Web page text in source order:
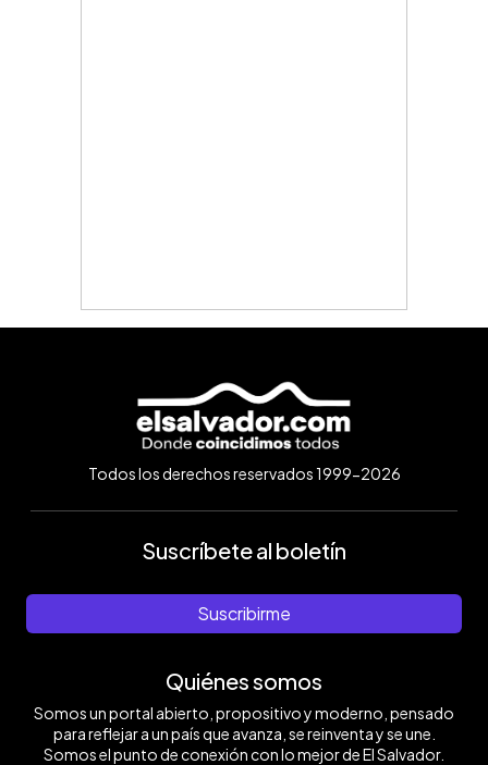
Todos los derechos reservados 1999-2026
Suscríbete al boletín
Suscribirme
Quiénes somos
Somos un portal abierto, propositivo y moderno, pensado
para reflejar a un país que avanza, se reinventa y se une.
Somos el punto de conexión con lo mejor de El Salvador.